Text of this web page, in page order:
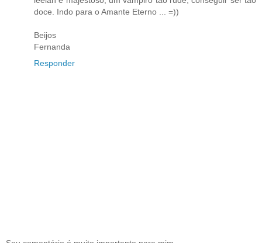
doce. Indo para o Amante Eterno ... =))
Beijos
Fernanda
Responder